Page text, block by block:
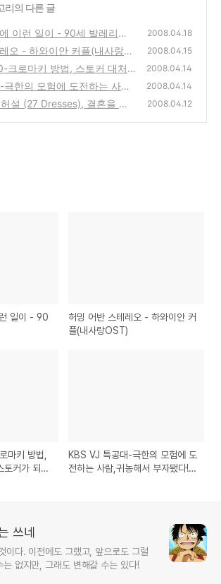
리의 다른 글
이런 일이 - 90세 발레리노 2008.04.18
오 - 하와이안 커플(내사랑O
2008.04.15
크로마키 방법, 스토커 대처
되기 쉬운 성격의 사람은?
2008.04.14
한의 모험에 도전하는 사람,
다! 농촌창업열전
(0)
2008.04.14
설 (27 Dresses), 결혼을 앞
2008.04.12
일이 - 90
허밍 어반 스테레오 - 하와이안 커
플(내사랑OST)
마키 방법,
토커가 되기
KBS VJ 특공대-극한의 모험에 도
전하는 사람,귀농해서 부자됐다!
쓰네
이다. 이전에도 그랬고, 앞으로도 그럴
는 없지만, 그래도 변해갈 수는 있다!